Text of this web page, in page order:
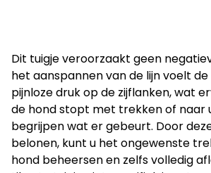
Dit tuigje veroorzaakt geen
het aanspannen van de lijn voelt
pijnloze druk op de zijflanken, wat
de hond stopt met trekken of naar
begrijpen wat er gebeurt. Door
belonen, kunt u het ongewenste
hond beheersen en zelfs volledig